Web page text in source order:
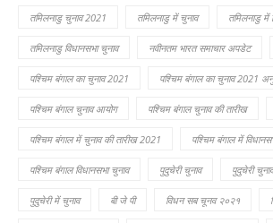
तमिलनाडु चुनाव 2021 तमिलनाडु में चुनाव तमिलनाडु में
तमिलनाडु विधानसभा चुनाव नवीनतम भारत समाचार अपडेट
पश्चिम बंगाल का चुनाव 2021 पश्चिम बंगाल का चुनाव 2021
पश्चिम बंगाल चुनाव आयोग पश्चिम बंगाल चुनाव की तारीख
पश्चिम बंगाल में चुनाव की तारीख 2021 पश्चिम बंगाल में
पश्चिम बंगाल विधानसभा चुनाव पुदुचेरी चुनाव पुदुचेरी
पुदुचेरी में चुनाव बी जे पी विधन सब चूनव २०२१